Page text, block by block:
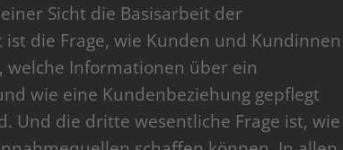
Sicht die Basisarbeit der
die Frage, wie Kunden und Kundinnen
Informationen über ein
wie eine Kundenbeziehung gepflegt
Und die dritte wesentliche Frage ist, wie